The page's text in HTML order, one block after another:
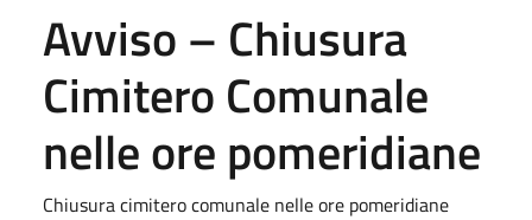
Avviso – Chiusura
Cimitero Comunale
nelle ore pomeridiane
Chiusura cimitero comunale nelle ore pomeridiane